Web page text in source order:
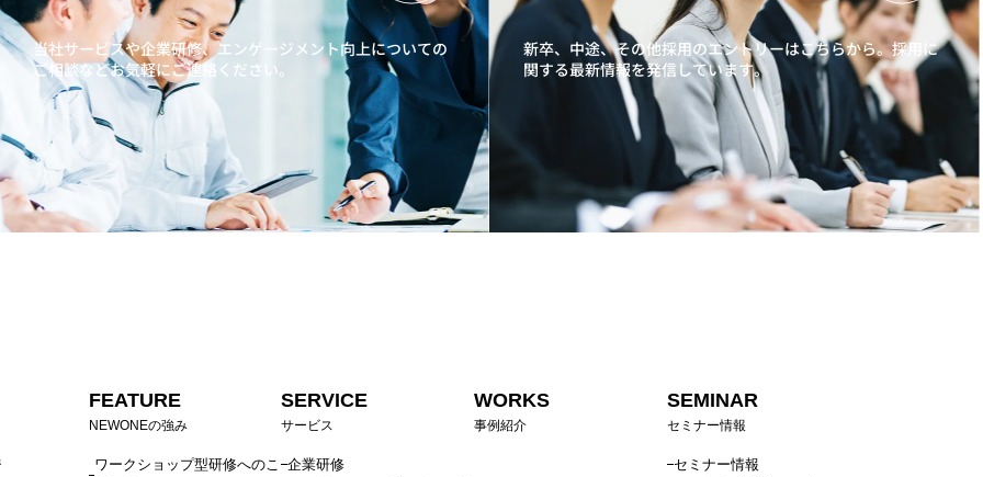
当社サービスや企業研修、エンゲージメント向上についての
ご相談などお気軽にご連絡ください。
新卒、中途、その他採用のエントリーはこちらから。採用に
関する最新情報を発信しています。
FEATURE
NEWONEの強み
ワークショップ型研修へのこ
SERVICE
サービス
企業研修
WORKS
事例紹介
SEMINAR
セミナー情報
セミナー情報